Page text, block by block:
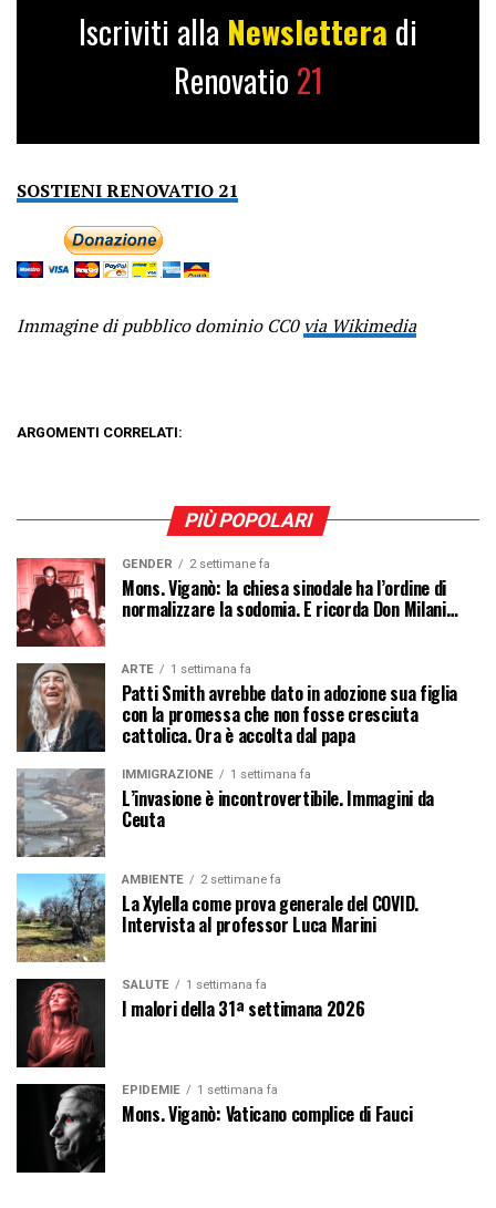
Iscriviti alla Newslettera di
Renovatio 21
SOSTIENI RENOVATIO 21
Immagine di pubblico dominio CC0via Wikimedia
ARGOMENTI CORRELATI:
PIÙ POPOLARI
GENDER 2 settimane fa
Mons. Viganò: la chiesa sinodale ha l’ordine di
normalizzare la sodomia. E ricorda Don Milani…
ARTE 1 settimana fa
Patti Smith avrebbe dato in adozione sua figlia
con la promessa che non fosse cresciuta
cattolica. Ora è accolta dal papa
IMMIGRAZIONE 1 settimana fa
L’invasione è incontrovertibile. Immagini da
Ceuta
AMBIENTE 2 settimane fa
La Xylella come prova generale del COVID.
Intervista al professor Luca Marini
SALUTE 1 settimana fa
I malori della 31ª settimana 2026
EPIDEMIE 1 settimana fa
Mons. Viganò: Vaticano complice di Fauci